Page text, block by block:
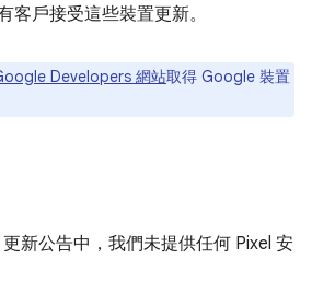
客戶接受這些裝置更新。
Developers 網站取得 Google 裝置
新公告中，我們未提供任何 Pixel 安